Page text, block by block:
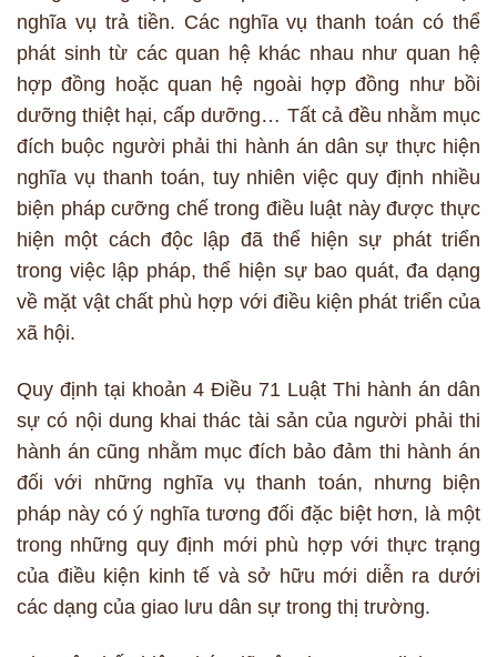
nghĩa vụ trả tiền. Các nghĩa vụ thanh toán có thể
phát sinh từ các quan hệ khác nhau như quan hệ
hợp đồng hoặc quan hệ ngoài hợp đồng như bồi
dưỡng thiệt hại, cấp dưỡng… Tất cả đều nhằm mục
đích buộc người phải thi hành án dân sự thực hiện
nghĩa vụ thanh toán, tuy nhiên việc quy định nhiều
biện pháp cưỡng chế trong điều luật này được thực
hiện một cách độc lập đã thể hiện sự phát triển
trong việc lập pháp, thể hiện sự bao quát, đa dạng
về mặt vật chất phù hợp với điều kiện phát triển của
xã hội.
Quy định tại khoản 4 Điều 71 Luật Thi hành án dân
sự có nội dung khai thác tài sản của người phải thi
hành án cũng nhằm mục đích bảo đảm thi hành án
đối với những nghĩa vụ thanh toán, nhưng biện
pháp này có ý nghĩa tương đối đặc biệt hơn, là một
trong những quy định mới phù hợp với thực trạng
của điều kiện kinh tế và sở hữu mới diễn ra dưới
các dạng của giao lưu dân sự trong thị trường.